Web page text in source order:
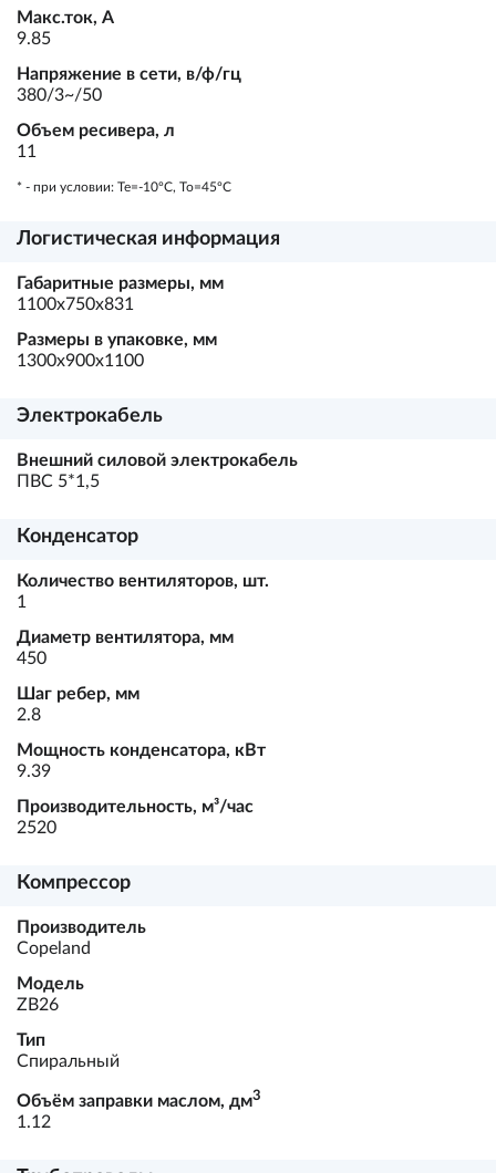
Макс.ток, А
9.85
Напряжение в сети, в/ф/гц
380/3~/50
Объем ресивера, л
11
* - при условии: Te=-10ºC, To=45ºC
Логистическая информация
Габаритные размеры, мм
1100х750х831
Размеры в упаковке, мм
1300х900х1100
Электрокабель
Внешний силовой электрокабель
ПВС 5*1,5
Конденсатор
Количество вентиляторов, шт.
1
Диаметр вентилятора, мм
450
Шаг ребер, мм
2.8
Мощность конденсатора, кВт
9.39
Производительность, м³/час
2520
Компрессор
Производитель
Copeland
Модель
ZB26
Тип
Спиральный
Объём заправки маслом, дм3
1.12